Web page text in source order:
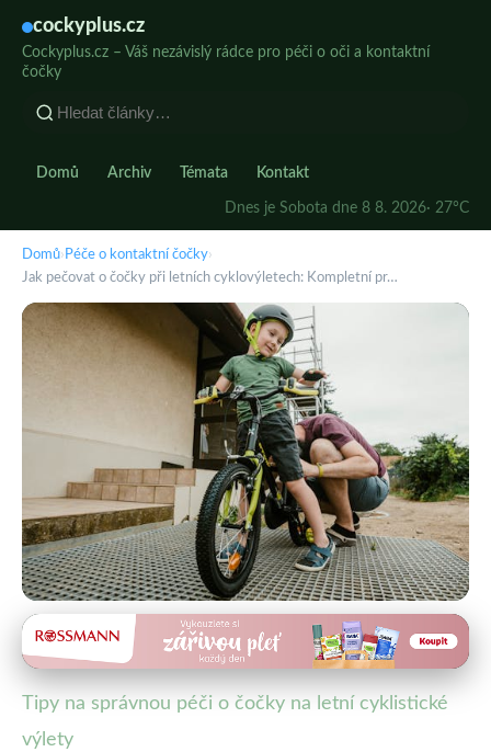
cockyplus.cz
Cockyplus.cz – Váš nezávislý rádce pro péči o oči a kontaktní
čočky
Domů Archiv Témata Kontakt
Dnes je Sobota dne 8 8. 2026· 27°C
Domů› Péče o kontaktní čočky›
Jak pečovat o čočky při letních cyklovýletech: Kompletní pr…
Péče o kontaktní čočky
Jak pečovat o čočky při letních
cyklovýletech: Kompletní
Tipy na správnou péči o čočky na letní cyklistické
výlety